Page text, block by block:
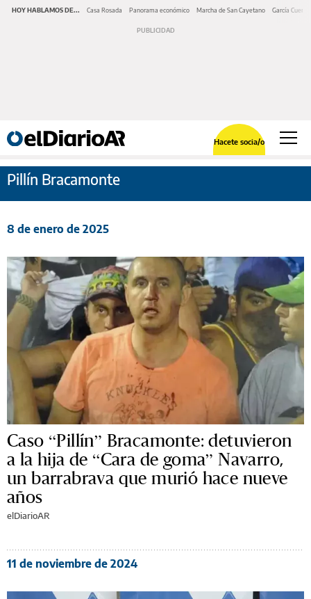
HOY HABLAMOS DE... Casa Rosada Panorama económico Marcha de San Cayetano García Cuerva
Hacete socia/o
Pillín Bracamonte
8 de enero de 2025
Caso “Pillín” Bracamonte: detuvieron
a la hija de “Cara de goma” Navarro,
un barrabrava que murió hace nueve
años
elDiarioAR
11 de noviembre de 2024